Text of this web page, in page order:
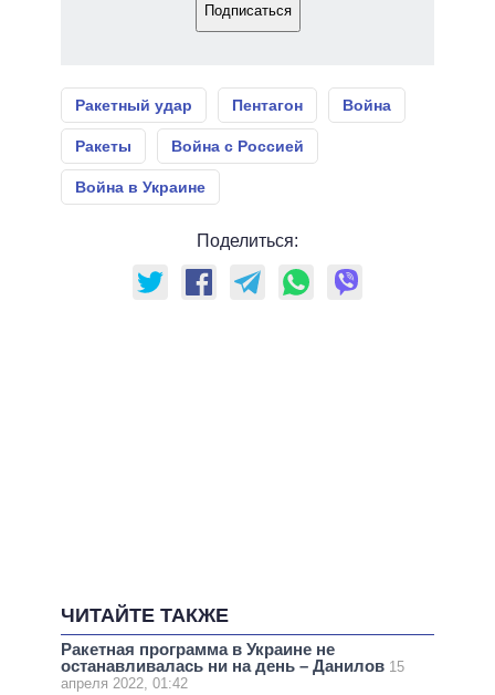
Подписаться
Ракетный удар Пентагон Война
Ракеты Война с Россией
Война в Украине
Поделиться:
ЧИТАЙТЕ ТАКЖЕ
Ракетная программа в Украине не
останавливалась ни на день – Данилов 15
апреля 2022, 01:42